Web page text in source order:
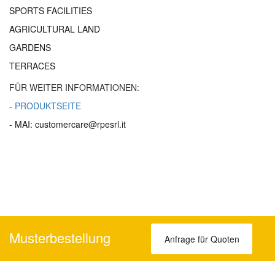
SPORTS FACILITIES
AGRICULTURAL LAND
GARDENS
TERRACES
FÜR WEITER INFORMATIONEN:
- PRODUKTSEITE
- MAI: customercare@rpesrl.it
Musterbestellung Anfrage für Quoten